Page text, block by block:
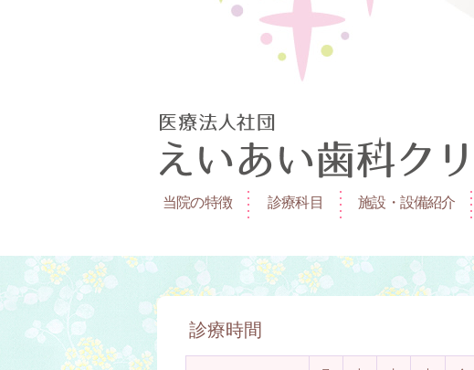
当院の特徴 診療科目 施設・設備紹介
診療時間